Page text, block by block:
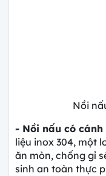
Nồi
- Nồi nấu có
liệu inox 304, một
ăn mòn, chống gỉ
sinh an toàn thực